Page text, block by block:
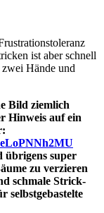
ist aber schnell
Hände und
Bild ziemlich
Hinweis auf ein
übrigens super
zu verzieren
schmale Strick-
selbstgebastelte